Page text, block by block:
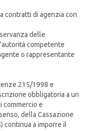
contratti di agenzia con
delle
competente
o rappresentante
215/1998 e
obbligatoria a un
commercio e
della Cassazione
continua a imporre il